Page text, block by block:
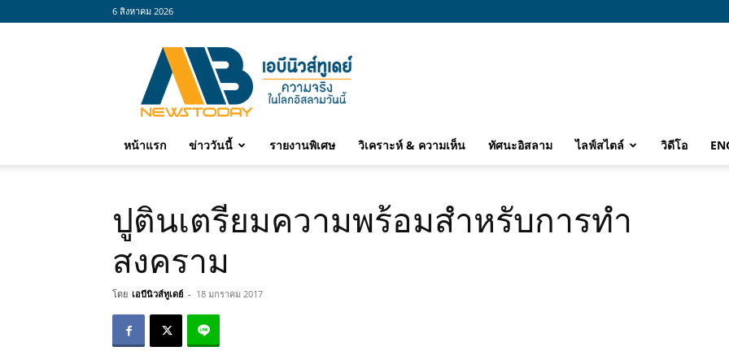
6 สิงหาคม 2026
abnewstoday
หน้าแรก ข่าววันนี้ รายงานพิเศษ วิเคราะห์ & ความเห็น ทัศนะอิสลาม ไลฟ์สไตล์ วิดีโอ
ปูตินเตรียมความพร้อมสำหรับการทำ
สงคราม
โดย เอบีนิวส์ทูเดย์ - 18 มกราคม 2017